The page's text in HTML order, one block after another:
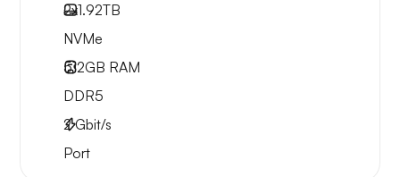
2x1.92TB
NVMe
512GB RAM
DDR5
2Gbit/s
Port